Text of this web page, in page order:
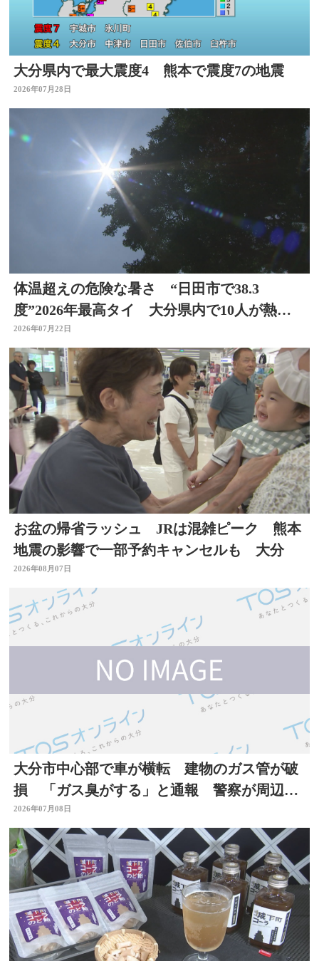
大分県内で最大震度4 熊本で震度7の地震
2026年07月28日
体温超えの危険な暑さ “日田市で38.3
度”2026年最高タイ 大分県内で10人が熱中
症疑いで搬送
2026年07月22日
お盆の帰省ラッシュ JRは混雑ピーク 熊本
地震の影響で一部予約キャンセルも 大分
2026年08月07日
大分市中心部で車が横転 建物のガス管が破
損 「ガス臭がする」と通報 警察が周辺で
一時交通規制
2026年07月08日